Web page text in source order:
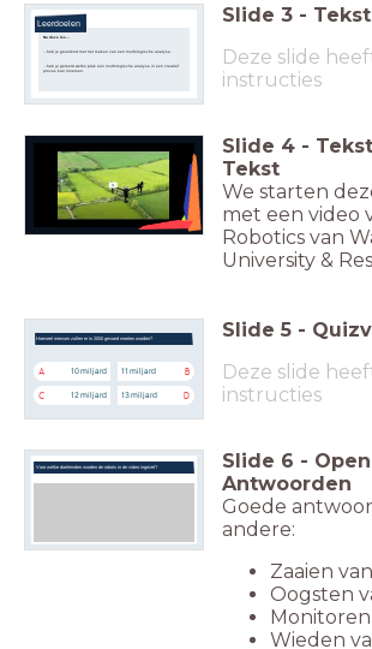
Leerdoelen
...heb je geleerd welke plek een morfologische analyse in een creatief
proces kan innemen.
Slide 3 -
Deze slide
instructies
Slide 4 -
Tekst
We starten
met een video
Robotics van
University &
Hoeveel mensen zullen er in 2050 gevoed moeten worden?
A 10 miljard B
11 miljard
C 12 miljard D
13 miljard
Slide 5 -
Deze slide
instructies
Voor welke doeleinden worden de robots in de video ingezet? Slide 6 -
Antwoorden
Goede
andere:
Zaaien
Oogsten
Monitoren
Wieden